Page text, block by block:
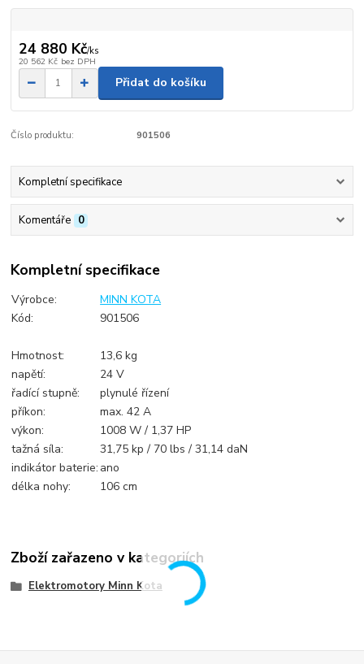
24 880 Kč/ks
20 562 Kč bez DPH
Přidat do košíku
Číslo produktu: 901506
Kompletní specifikace
Komentáře 0
Kompletní specifikace
Výrobce:
MINN KOTA
Kód:
901506
Hmotnost:
13,6 kg
napětí:
24 V
řadící stupně:
plynulé řízení
příkon:
max. 42 A
výkon:
1008 W / 1,37 HP
tažná síla:
31,75 kp / 70 lbs / 31,14 daN
indikátor baterie: ano
délka nohy:
106 cm
Zboží zařazeno v kategoriích
Elektromotory Minn Kota